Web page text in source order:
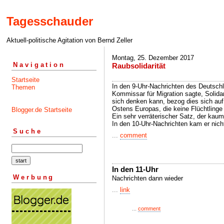
Tagesschauder
Aktuell-politische Agitation von Bernd Zeller
Navigation
Startseite
Themen
Blogger.de Startseite
Suche
Werbung
Montag, 25. Dezember 2017
Raubsolidarität
In den 9-Uhr-Nachrichten des
Kommissar für Migration sagte,
sich denken kann, bezog dies sich
Ostens Europas, die keine
Ein sehr verräterischer Satz, der
In den 10-Uhr-Nachrichten kam er
... comment
In den 11-Uhr
Nachrichten dann wieder
... link
comment